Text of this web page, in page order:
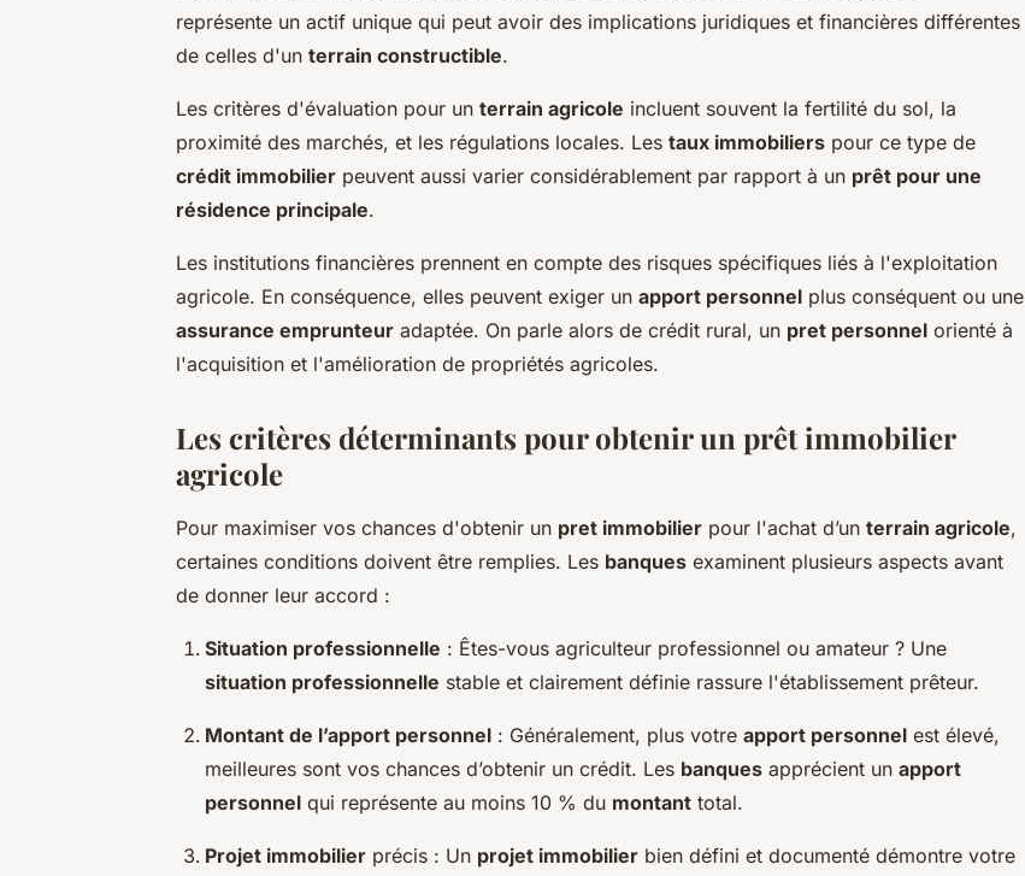
représente un actif unique qui peut avoir des implications juridiques et financières différentes
de celles d'un terrain constructible.
Les critères d'évaluation pour un terrain agricole incluent souvent la fertilité du sol, la
proximité des marchés, et les régulations locales. Les taux immobiliers pour ce type de
crédit immobilier peuvent aussi varier considérablement par rapport à un prêt pour une
résidence principale.
Les institutions financières prennent en compte des risques spécifiques liés à l'exploitation
agricole. En conséquence, elles peuvent exiger un apport personnel plus conséquent ou une
assurance emprunteur adaptée. On parle alors de crédit rural, un pret personnel orienté à
l'acquisition et l'amélioration de propriétés agricoles.
Les critères déterminants pour obtenir un prêt immobilier
agricole
Pour maximiser vos chances d'obtenir un pret immobilier pour l'achat d’un terrain agricole,
certaines conditions doivent être remplies. Les banques examinent plusieurs aspects avant
de donner leur accord :
Situation professionnelle : Êtes-vous agriculteur professionnel ou amateur ? Une
situation professionnelle stable et clairement définie rassure l'établissement prêteur.
Montant de l’apport personnel : Généralement, plus votre apport personnel est élevé,
meilleures sont vos chances d’obtenir un crédit. Les banques apprécient un apport
personnel qui représente au moins 10 % du montant total.
Projet immobilier précis : Un projet immobilier bien défini et documenté démontre votre